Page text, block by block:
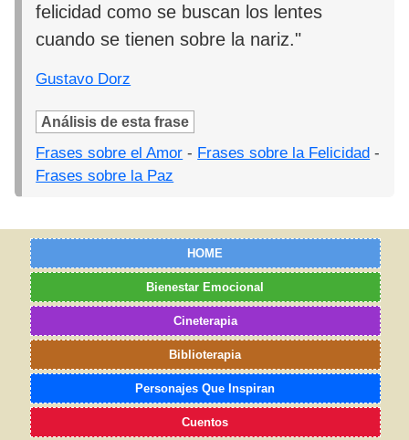
felicidad como se buscan los lentes
cuando se tienen sobre la nariz."
Gustavo Dorz
Análisis de esta frase
Frases sobre el Amor - Frases sobre la Felicidad -
Frases sobre la Paz
HOME
Bienestar Emocional
Cineterapia
Biblioterapia
Personajes Que Inspiran
Cuentos